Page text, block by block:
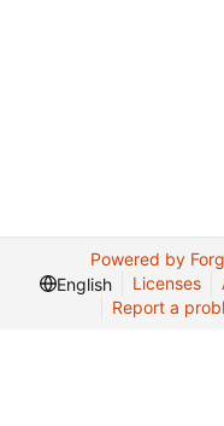
Powered by
English
Licenses
Report a